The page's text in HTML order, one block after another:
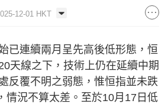
12-01 HKT
連續兩月呈先高後低形態，恒
天線之下，技術上仍在延續中期
反覆不明之弱態，惟恒指並未跌
情況不算太差。至於10月17日低